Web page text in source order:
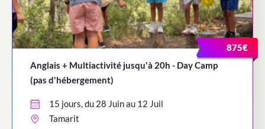
875€
Anglais + Multiactivité jusqu'à 20h - Day Camp
(pas d'hébergement)
15 jours, du 28 Juin au 12 Juil
Tamarit